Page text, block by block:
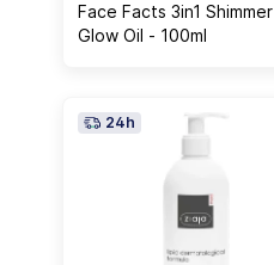
Face Facts 3in1 Shimmer
Glow Oil - 100ml
24h